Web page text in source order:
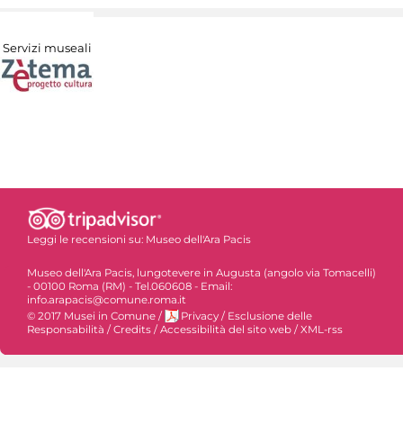
Servizi museali
Leggi le recensioni su: Museo dell'Ara Pacis
Museo dell'Ara Pacis, lungotevere in Augusta (angolo via Tomacelli)
- 00100 Roma (RM) - Tel.060608 - Email:
info.arapacis@comune.roma.it
© 2017 Musei in Comune / Privacy / Esclusione delle
Responsabilità /Credits /Accessibilità del sito web /XML-rss